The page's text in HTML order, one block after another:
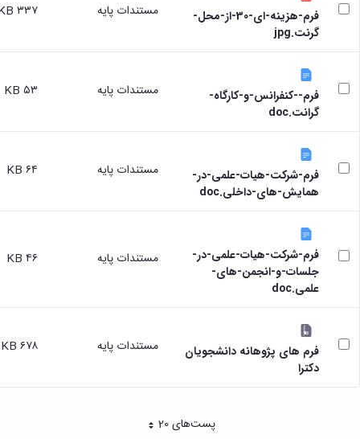
فرم-هزینه-ای-30-از-محل-
گرنت.jpg
مستندات پایه ۳۳۷ KB
فرم--کنفرانس-و-کارگاه-
گرانت.doc
مستندات پایه ۵۳ KB
فرم-شرکت-هیات-علمی-در-
همایش-های-داخلی.doc
مستندات پایه ۶۴ KB
فرم-شرکت-هیات-علمی-در-
جلسات-و-انجمن-های-
علمی.doc
مستندات پایه ۴۶ KB
فرم های پژوهانه دانشجویان
دکترا
مستندات پایه ۶۷۸ KB
پست‌‌های 20هر صفحه